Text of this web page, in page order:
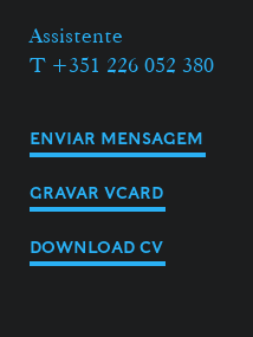
Assistente
T +351 226 052 380
ENVIAR MENSAGEM
GRAVAR VCARD
DOWNLOAD CV